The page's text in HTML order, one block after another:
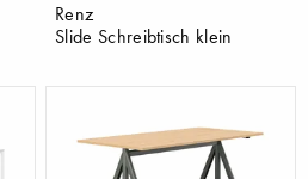
Renz
Slide Schreibtisch klein